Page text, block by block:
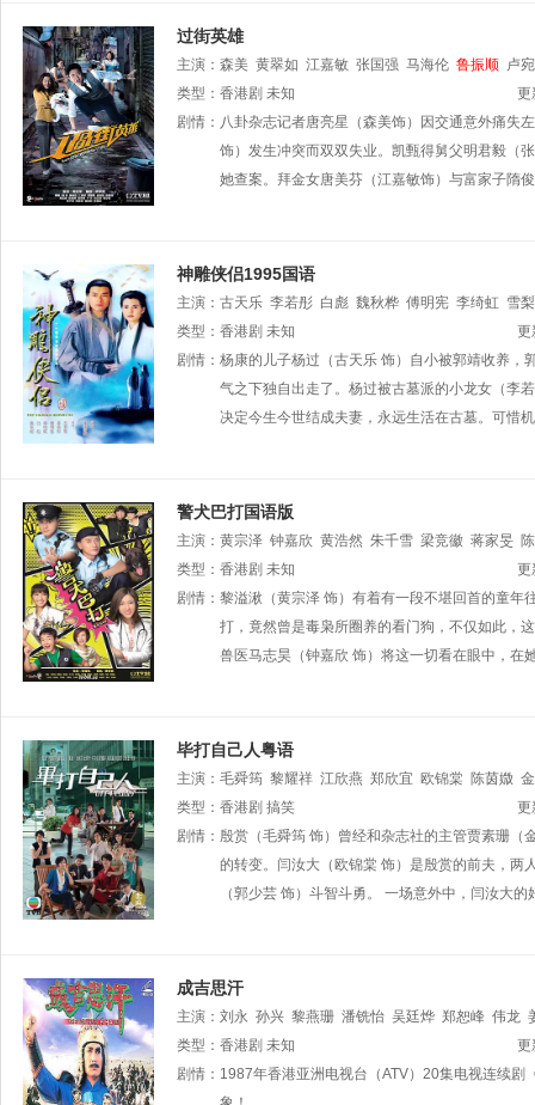
过街英雄
主演： 森美 黄翠如 江嘉敏 张国强 马海伦 鲁振顺 卢
绮雯 黄炜溏 雪妮
王致
烈 董敬文 黄梓玮 曾健明 黎宽怡 李忠希 易智远 李兴
冯康宁
类型： 香港剧 未知
更
剧情： 八卦杂志记者唐亮星（森美饰）因交通意外痛失
饰）发生冲突而双双失业。凯甄得舅父明君毅（
她查案。拜金女唐美芬（江嘉敏饰）与富家子隋
神雕侠侣1995国语
主演： 古天乐 李若彤 白彪 魏秋桦 傅明宪 李绮虹 雪梨
苏玉华
黎耀祥 李国麟 李耀景
鸿昌 罗兰 张延 黎汉持 马海伦 蔡国庆 鲁振顺 焦雄
汤俊明 张宏伟 薛纯基 何金灵 简文达 谭
类型： 香港剧 未知
更
剧情： 杨康的儿子杨过（古天乐 饰）自小被郭靖收养，
气之下独自出走了。杨过被古墓派的小龙女（李
决定今生今世结成夫妻，永远生活在古墓。可惜
警犬巴打国语版
主演： 黄宗泽 钟嘉欣 黄浩然 朱千雪 梁竞徽 蒋家旻
钟志光
何启南 王绮琴 关浩扬
沈可欣
陈荣峻 周梓盈 马贯东 陈珈颖 许碧姬 罗天池
焦浩轩 吴云甫 余应彤 彭纪谚 陈伟琪 麦皓
类型： 香港剧 未知
更
剧情： 黎溢湫（黄宗泽 饰）有着有一段不堪回首的童年
打，竟然曾是毒枭所圈养的看门狗，不仅如此，
兽医马志昊（钟嘉欣 饰）将这一切看在眼中，
毕打自己人粤语
主演： 毛舜筠 黎耀祥 江欣燕 郑欣宜 欧锦棠 陈茵媺
骢 郭少芸 余子明
陈莉敏
顺 李国麟 沈可欣 周宝霖 李漫芬 曾守明 江富强 杨瑞
曹永廉 简慕华 麦皓儿 邵卓尧 张韦怡 戴
类型： 香港剧 搞笑
更
剧情： 殷赏（毛舜筠 饰）曾经和杂志社的主管贾素珊（
的转变。闫汝大（欧锦棠 饰）是殷赏的前夫，两
（郭少芸 饰）斗智斗勇。 一场意外中，闫汝大
成吉思汗
主演： 刘永 孙兴 黎燕珊 潘铣怡 吴廷烨 郑恕峰 伟龙
李冈龙
敖龙 凌腓力
吴
周慧娟
罗敏玲 阮令涛
类型： 香港剧 未知
更
剧情： 1987年香港亚洲电视台（ATV）20集电视连续